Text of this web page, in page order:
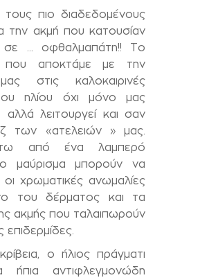
πιο διαδεδομένους
την ακμή που κατουσίαν
σε … οφθαλμαπάτη!! Το
που αποκτάμε με την
στις καλοκαιρινές
ηλίου όχι μόνο μας
αλλά λειτουργεί και σαν
των «ατελειών » μας.
από ένα λαμπερό
μαύρισμα μπορούν να
χρωματικές ανωμαλίες
του δέρματος και τα
ακμής που ταλαιπωρούν
επιδερμίδες.
ο ήλιος πράγματι
ήπια αντιφλεγμονώδη